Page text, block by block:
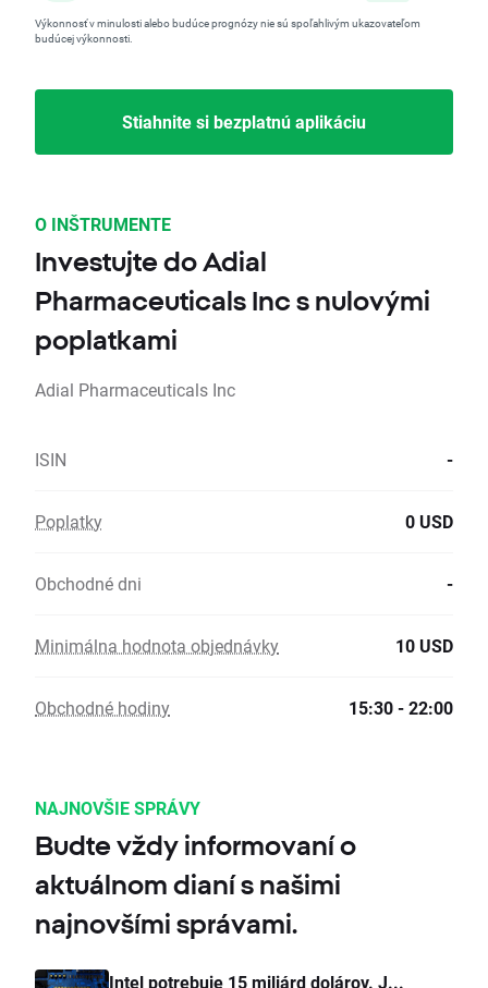
Výkonnosť v minulosti alebo budúce prognózy nie sú spoľahlivým ukazovateľom
budúcej výkonnosti.
Stiahnite si bezplatnú aplikáciu
O INŠTRUMENTE
Investujte do Adial
Pharmaceuticals Inc s nulovými
poplatkami
Adial Pharmaceuticals Inc
ISIN -
Poplatky 0 USD
Obchodné dni -
Minimálna hodnota objednávky 10 USD
Obchodné hodiny 15:30 - 22:00
NAJNOVŠIE SPRÁVY
Budte vždy informovaní o
aktuálnom dianí s našimi
najnovšími správami.
Intel potrebuje 15 miliárd dolárov. J...